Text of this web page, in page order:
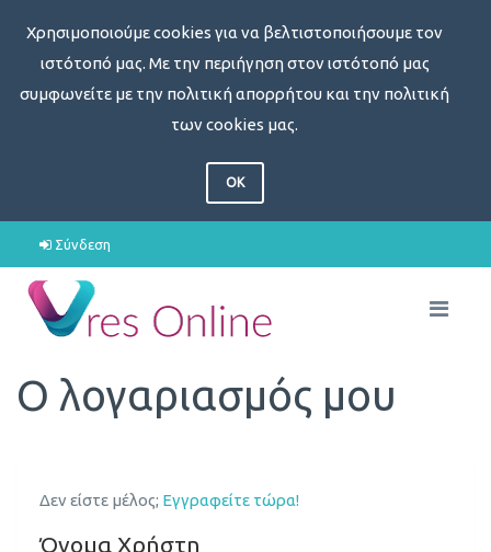
Χρησιμοποιούμε cookies για να βελτιστοποιήσουμε τον
ιστότοπό μας. Με την περιήγηση στον ιστότοπό μας
συμφωνείτε με την πολιτική απορρήτου και την πολιτική
των cookies μας.
OK
Σύνδεση
Ο λογαριασμός μου
Δεν είστε μέλος; Εγγραφείτε τώρα!
Όνομα Χρήστη